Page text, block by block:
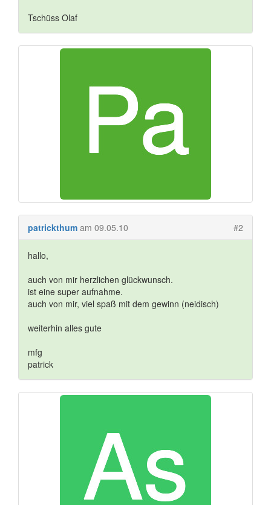
Tschüss Olaf
patrickthum am 09.05.10 #2
hallo,
auch von mir herzlichen glückwunsch.
ist eine super aufnahme.
auch von mir, viel spaß mit dem gewinn (neidisch)
weiterhin alles gute
mfg
patrick